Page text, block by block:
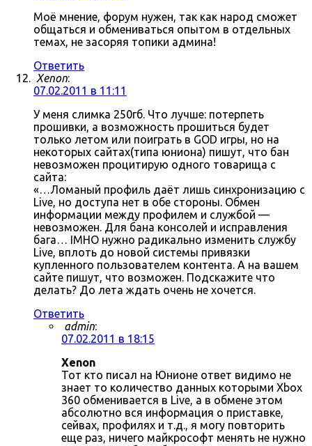
Моё мнение, форум нужен, так как народ сможет
общаться и обмениваться опытом в отдельных
темах, не засоряя топики админа!
Ответить
Xenon:
07.02.2011 в 11:11
У меня слимка 250гб. Что лучше: потерпеть
прошивки, а возможность прошиться будет
только летом или поиграть в GOD игры, но на
некоторых сайтах(типа юниона) пишут, что бан
невозможен процитирую одного товарища с
сайта:
«…Ломаный профиль даёт лишь синхронизацию с
Live, но доступа нет в обе стороны. Обмен
информации между профилем и службой —
невозможен. Для бана консолей и исправления
бага… IMHO нужно радикально изменить службу
Live, вплоть до новой системы привязки
купленного пользователем контента. А на вашем
сайте пишут, что возможен. Подскажите что
делать? До лета ждать очень не хочется.
Ответить
admin:
07.02.2011 в 18:15
Xenon
Тот кто писал на Юнионе ответ видимо не
знает то количество данных которыми Xbox
360 обменивается в Live, а в обмене этом
абсолютно вся информация о приставке,
сейвах, профилях и т.д., я могу повторить
еще раз, ничего майкрософт менять не нужно